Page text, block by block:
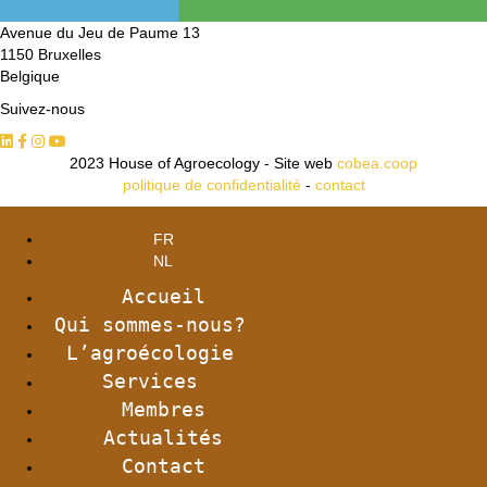
Avenue du Jeu de Paume 13
1150 Bruxelles
Belgique
Suivez-nous
2023 House of Agroecology - Site web cobea.coop
politique de confidentialité- contact
FR
NL
Accueil
Qui sommes-nous?
L’agroécologie
Services
Membres
Actualités
Contact